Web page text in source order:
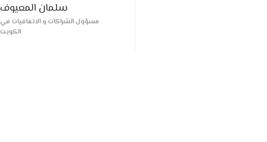
سلمان المعيوف
مسؤول الشراكات و الاتفاقيات في
الكويت